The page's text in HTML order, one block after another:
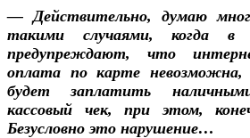
— Действительно, думаю
такими случаями, когда в
предупреждают, что
оплата по карте
будет заплатить
кассовый чек, при этом,
Безусловно это нарушение…